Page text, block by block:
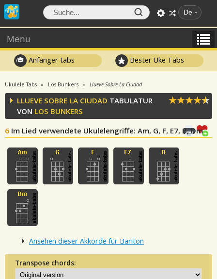
De
Menu
Anfänger tabs Bester Uke Tabs
Ukulele Tabs Los Bunkers Llueve Sobre La Ciudad
LLUEVE SOBRE LA CIUDAD TABULATUR
VON LOS BUNKERS
6 Im Lied verwendete Ukulelengriffe: Am, G, F, E7, B, Dm
Ansehen dieser Akkorde für Bariton
Transpose chords: